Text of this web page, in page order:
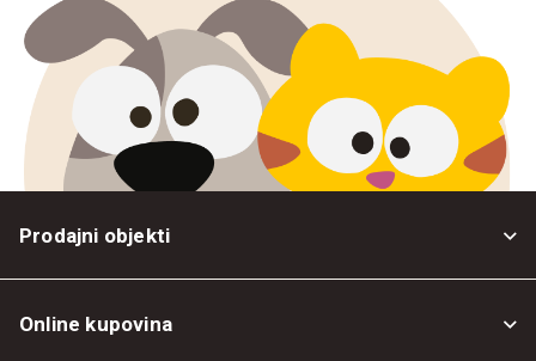
Prodajni objekti
Online kupovina